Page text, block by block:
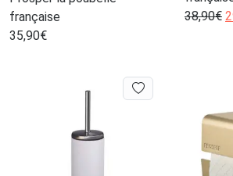
française
35,90€
38,90€